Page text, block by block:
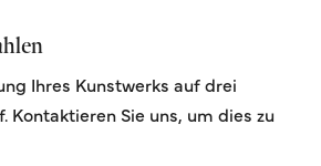
Ihres Kunstwerks auf drei
Kontaktieren Sie uns, um dies zu